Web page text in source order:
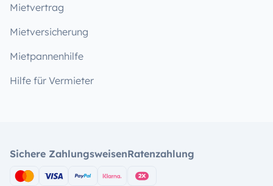
Mietvertrag
Mietversicherung
Mietpannenhilfe
Hilfe für Vermieter
Sichere ZahlungsweisenRatenzahlung